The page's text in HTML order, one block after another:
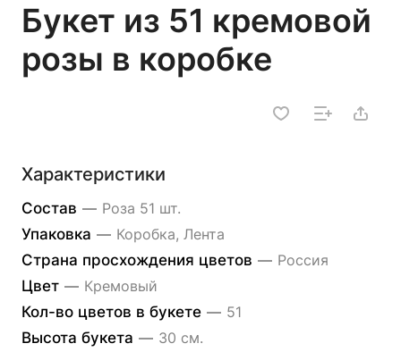
Букет из 51 кремовой
розы в коробке
Характеристики
Состав — Роза 51 шт.
Упаковка — Коробка, Лента
Страна просхождения цветов — Россия
Цвет — Кремовый
Кол-во цветов в букете — 51
Высота букета — 30 см.